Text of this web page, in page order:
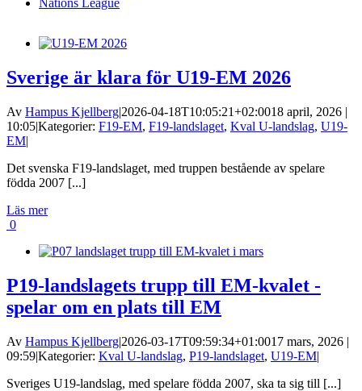
Nations League
Sverige är klara för U19-EM 2026
Av Hampus Kjellberg|2026-04-18T10:05:21+02:0018 april, 2026 |
10:05|Kategorier: F19-EM, F19-landslaget, Kval U-landslag, U19-
EM|
Det svenska F19-landslaget, med truppen bestående av spelare
födda 2007 [...]
Läs mer
0
P19-landslagets trupp till EM-kvalet -
spelar om en plats till EM
Av Hampus Kjellberg|2026-03-17T09:59:34+01:0017 mars, 2026 |
09:59|Kategorier: Kval U-landslag, P19-landslaget, U19-EM|
Sveriges U19-landslag, med spelare födda 2007, ska ta sig till [...]